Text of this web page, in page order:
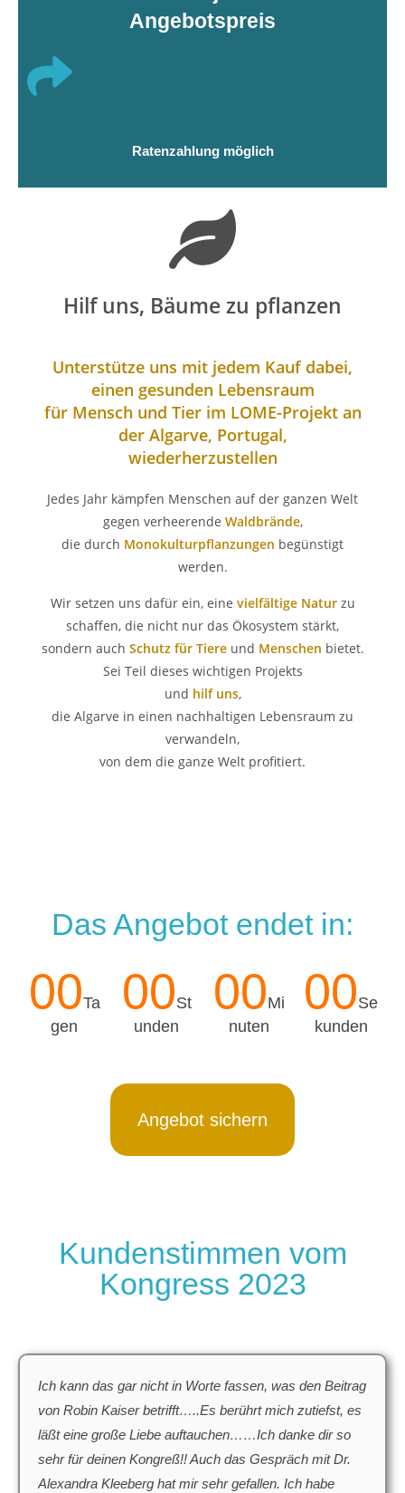
Angebotspreis
Ratenzahlung möglich
Hilf uns, Bäume zu pflanzen
Unterstütze uns mit jedem Kauf dabei,
einen gesunden Lebensraum
für Mensch und Tier im LOME-Projekt an
der Algarve, Portugal,
wiederherzustellen
Jedes Jahr kämpfen Menschen auf der ganzen Welt
gegen verheerende Waldbrände,
die durch Monokulturpflanzungen begünstigt
werden.
Wir setzen uns dafür ein, eine vielfältige Naturzu
schaffen, die nicht nur das Ökosystem stärkt,
sondern auch Schutz für Tiereund Menschen bietet.
Sei Teil dieses wichtigen Projekts
und hilf uns,
die Algarve in einen nachhaltigen Lebensraum zu
verwandeln,
von dem die ganze Welt profitiert.
Das Angebot endet in:
00Ta
gen
00St
unden
00Mi
nuten
00Se
kunden
Angebot sichern
Kundenstimmen vom
Kongress 2023
Ich kann das gar nicht in Worte fassen, was den Beitrag
von Robin Kaiser betrifft…..Es berührt mich zutiefst, es
läßt eine große Liebe auftauchen……Ich danke dir so
sehr für deinen Kongreß!! Auch das Gespräch mit Dr.
Alexandra Kleeberg hat mir sehr gefallen. Ich habe